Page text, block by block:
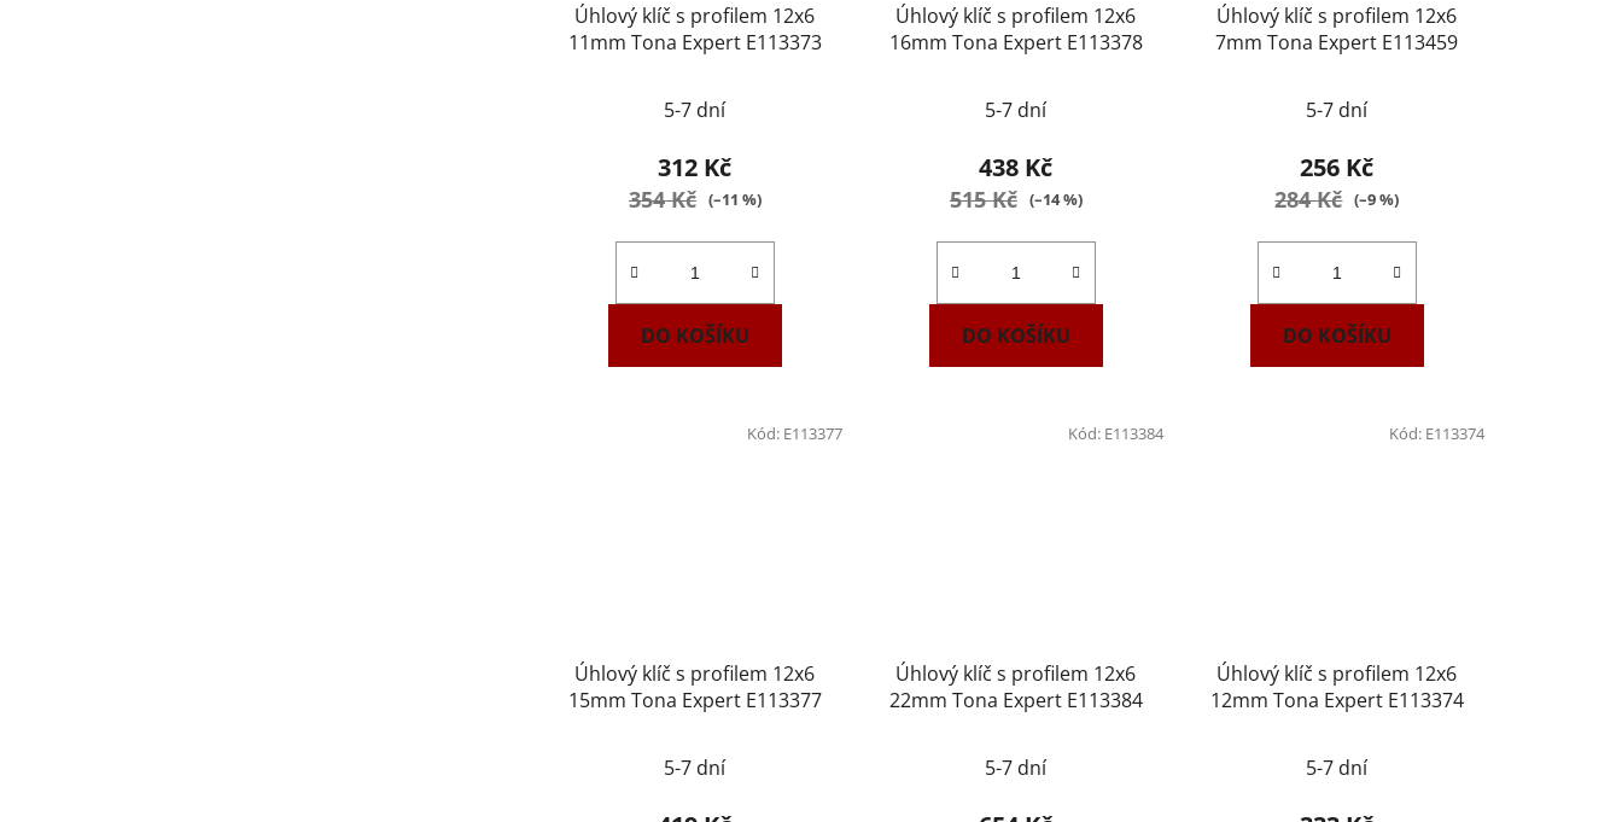
Úhlový klíč s profilem 12x6
11mm Tona Expert E113373
5-7 dní
312 Kč
354 Kč (–11 %)
DO KOŠÍKU
Úhlový klíč s profilem 12x6
16mm Tona Expert E113378
5-7 dní
438 Kč
515 Kč (–14 %)
DO KOŠÍKU
Úhlový klíč s profilem 12x6
7mm Tona Expert E113459
5-7 dní
256 Kč
284 Kč (–9 %)
DO KOŠÍKU
Úhlový klíč s profilem 12x6
15mm Tona Expert E113377
5-7 dní
Kód: E113377
Úhlový klíč s profilem 12x6
22mm Tona Expert E113384
5-7 dní
Kód: E113384
Úhlový klíč s profilem 12x6
12mm Tona Expert E113374
5-7 dní
Kód: E113374